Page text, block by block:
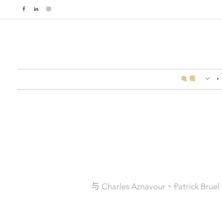
电视
与 Charles Aznavour、Patrick